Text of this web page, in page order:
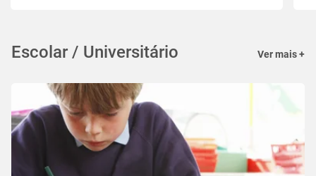
Escolar / Universitário Ver mais +